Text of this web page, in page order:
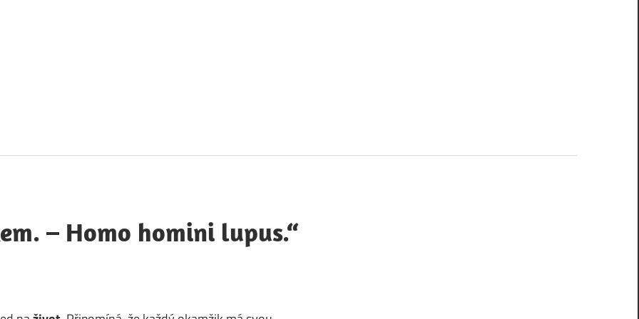
– Homo homini lupus.“